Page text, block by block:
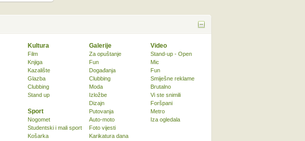
Kultura
Film
Knjiga
Kazalište
Glazba
Clubbing
Stand up
Sport
Nogomet
Studentski i mali sport
Košarka
Galerije
Za opuštanje
Fun
Događanja
Clubbing
Moda
Izložbe
Dizajn
Putovanja
Auto-moto
Foto vijesti
Karikatura dana
Video
Stand-up - Open
Mic
Fun
Smiješne reklame
Brutalno
Vi ste snimili
Foršpani
Metro
Iza ogledala